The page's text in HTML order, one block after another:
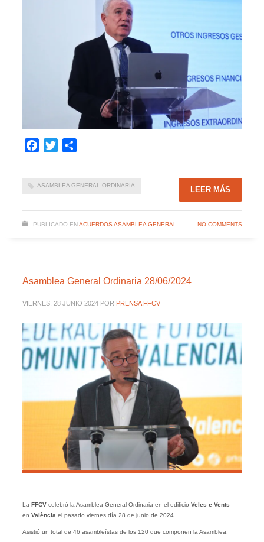
Facebook
Twitter
ASAMBLEA GENERAL ORDINARIA LEER MÁS
PUBLICADO EN ACUERDOS ASAMBLEA GENERAL NO COMMENTS
Asamblea General Ordinaria 28/06/2024
VIERNES, 28 JUNIO 2024 POR PRENSA FFCV
La FFCVcelebró la Asamblea General Ordinaria en el edificio Veles e Vents
en València el pasado viernes día 28 de junio de 2024.
Asistió un total de 46 asambleístas de los 120 que componen la Asamblea.